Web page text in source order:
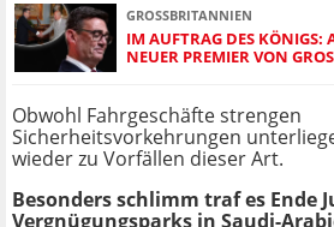
GROSSBRITANNIEN
IM AUFTRAG DES
NEUER PREMIER VON
Obwohl Fahrgeschäfte strengen
Sicherheitsvorkehrungen
wieder zu Vorfällen dieser Art.
Besonders schlimm traf es Ende
Vergnügungsparks in Saudi-